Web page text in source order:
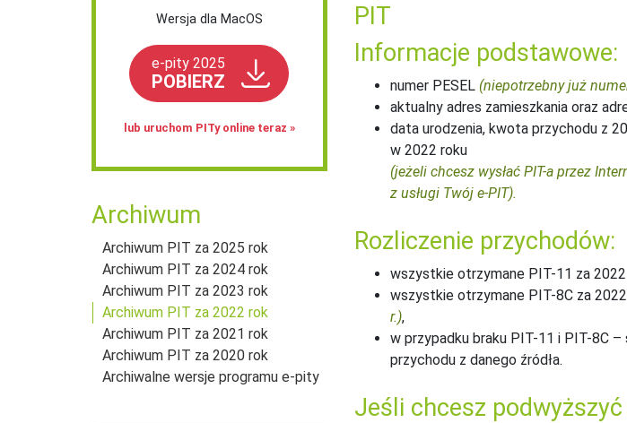
Wersja dla MacOS
e-pity 2025
POBIERZ
lub uruchom PITy online teraz »
Archiwum
Archiwum PIT za 2025 rok
Archiwum PIT za 2024 rok
Archiwum PIT za 2023 rok
Archiwum PIT za 2022 rok
Archiwum PIT za 2021 rok
Archiwum PIT za 2020 rok
Archiwalne wersje programu e-pity
PIT
Informacje podstawowe:
numer PESEL (niepotrzebny już
aktualny adres zamieszkania oraz
data urodzenia, kwota przychodu z
w 2022 roku
(jeżeli chcesz wysłać PIT-a przez
z usługi Twój e-PIT).
Rozliczenie przychodów:
wszystkie otrzymane PIT-11 za 2022
wszystkie otrzymane PIT-8C za 2022
r.),
w przypadku braku PIT-11 i PIT-8C
przychodu z danego źródła.
Jeśli chcesz